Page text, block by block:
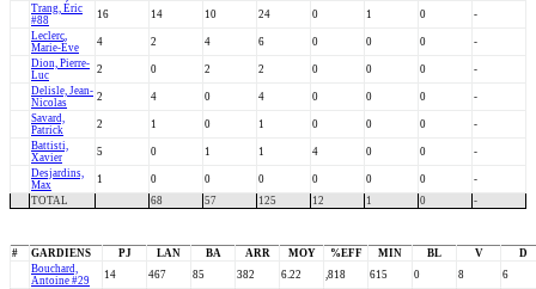
Trang, Éric
#88
16 14 10 24 0 1 0
-
Leclerc,
Marie-Ève
4 2 4 6 0 0 0
-
Dion, Pierre-
Luc
2 0 2 2 0 0 0
-
Delisle, Jean-
Nicolas
2 4 0 4 0 0 0
-
Savard,
Patrick
2 1 0 1 0 0 0
-
Battisti,
Xavier
5 0 1 1 4 0 0
-
Desjardins,
Max
1 0 0 0 0 0 0
-
TOTAL
68 57 125 12 1 0 -
# GARDIENS PJ LAN BA ARR MOY %EFF MIN BL V
D
Bouchard,
Antoine #29
14 467 85 382 6.22 ,818 615 0 8
6